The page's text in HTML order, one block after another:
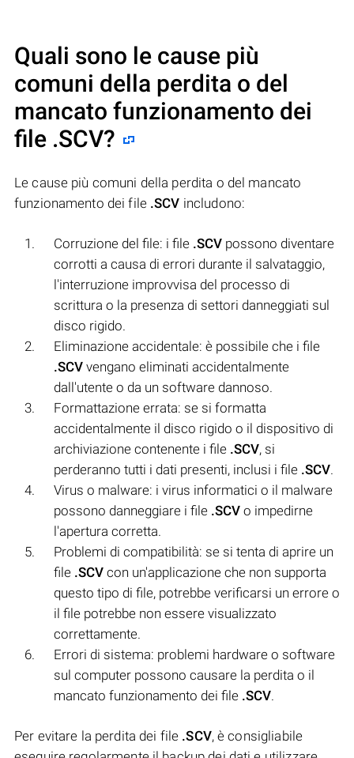
Quali sono le cause più
comuni della perdita o del
mancato funzionamento dei
file .SCV?
Le cause più comuni della perdita o del mancato
funzionamento dei file .SCV includono:
Corruzione del file: i file .SCV possono diventare
corrotti a causa di errori durante il salvataggio,
l'interruzione improvvisa del processo di
scrittura o la presenza di settori danneggiati sul
disco rigido.
Eliminazione accidentale: è possibile che i file
.SCV vengano eliminati accidentalmente
dall'utente o da un software dannoso.
Formattazione errata: se si formatta
accidentalmente il disco rigido o il dispositivo di
archiviazione contenente i file .SCV, si
perderanno tutti i dati presenti, inclusi i file .SCV.
Virus o malware: i virus informatici o il malware
possono danneggiare i file .SCV o impedirne
l'apertura corretta.
Problemi di compatibilità: se si tenta di aprire un
file .SCV con un'applicazione che non supporta
questo tipo di file, potrebbe verificarsi un errore o
il file potrebbe non essere visualizzato
correttamente.
Errori di sistema: problemi hardware o software
sul computer possono causare la perdita o il
mancato funzionamento dei file .SCV.
Per evitare la perdita dei file .SCV, è consigliabile